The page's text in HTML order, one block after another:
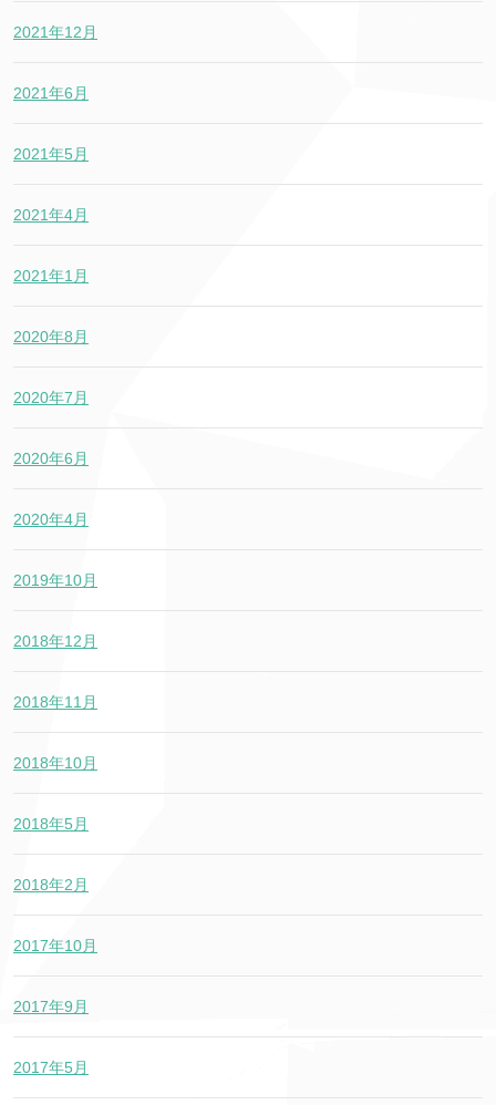
2021年12月
2021年6月
2021年5月
2021年4月
2021年1月
2020年8月
2020年7月
2020年6月
2020年4月
2019年10月
2018年12月
2018年11月
2018年10月
2018年5月
2018年2月
2017年10月
2017年9月
2017年5月